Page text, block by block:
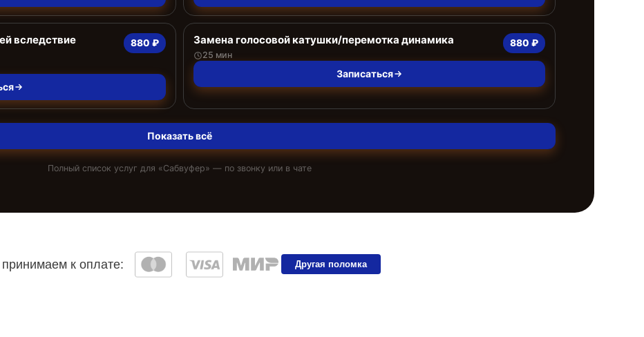
вследствие
880 ₽ Замена голосовой катушки/перемотка динамика
25 мин
880 ₽
Записаться
Показать всё
Полный список услуг для «Сабвуфер» — по звонку или в чате
к оплате: Другая поломка